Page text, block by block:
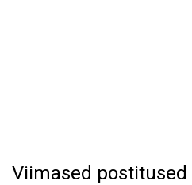
Viimased postitused